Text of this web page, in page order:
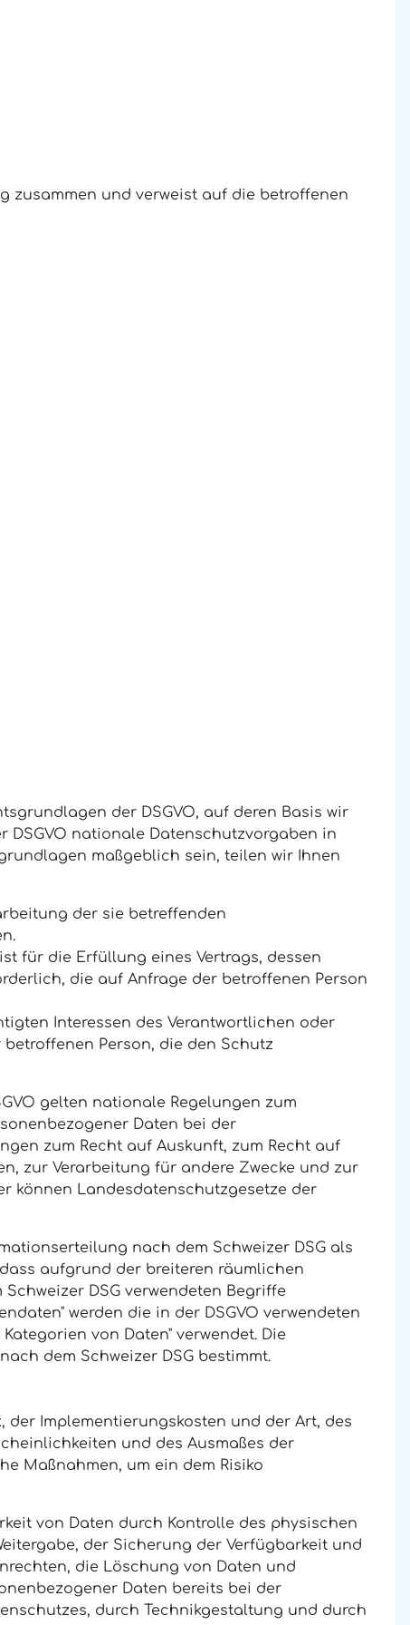
zusammen und verweist auf die betroffenen
der DSGVO, auf deren Basis wir
DSGVO nationale Datenschutzvorgaben in
maßgeblich sein, teilen wir Ihnen
der sie betreffenden
für die Erfüllung eines Vertrags, dessen
die auf Anfrage der betroffenen Person
Interessen des Verantwortlichen oder
Person, die den Schutz
gelten nationale Regelungen zum
Daten bei der
zum Recht auf Auskunft, zum Recht auf
zur Verarbeitung für andere Zwecke und zur
können Landesdatenschutzgesetze der
nach dem Schweizer DSG als
aufgrund der breiteren räumlichen
DSG verwendeten Begriffe
werden die in der DSGVO verwendeten
von Daten" verwendet. Die
dem Schweizer DSG bestimmt.
Implementierungskosten und der Art, des
und des Ausmaßes der
Maßnahmen, um ein dem Risiko
von Daten durch Kontrolle des physischen
der Sicherung der Verfügbarkeit und
die Löschung von Daten und
Daten bereits bei der
durch Technikgestaltung und durch